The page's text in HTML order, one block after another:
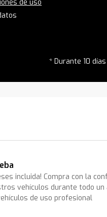
de uso
* Durante 10
incluida! Compra con la
vehículos durante todo un
de uso profesional